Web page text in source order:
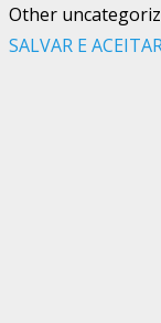
Other
SALVAR E